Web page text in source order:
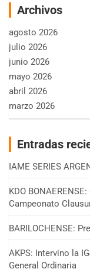
Archivos
agosto 2026
julio 2026
junio 2026
mayo 2026
abril 2026
marzo 2026
Entradas
IAME SERIES
KDO
Campeonato
BARILOCHENSE:
AKPS: Intervino la
General Ordinaria